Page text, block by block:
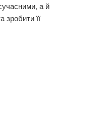
а й
зробити її